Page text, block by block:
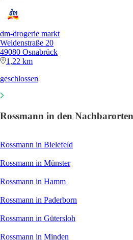
dm-drogerie markt
Weidenstraße 20
49080 Osnabrück
1,22 km
geschlossen
Rossmann in den
Rossmann in Bielefeld
Rossmann in Münster
Rossmann in Hamm
Rossmann in Paderborn
Rossmann in Gütersloh
Rossmann in Minden